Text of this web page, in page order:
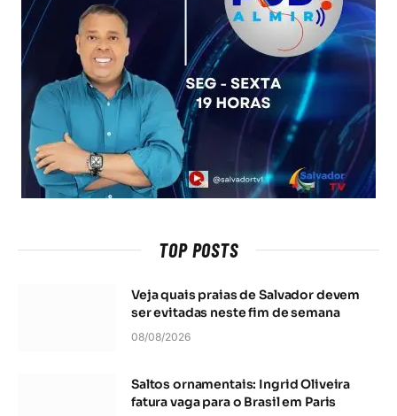
TOP POSTS
Veja quais praias de Salvador devem
ser evitadas neste fim de semana
08/08/2026
Saltos ornamentais: Ingrid Oliveira
fatura vaga para o Brasil em Paris